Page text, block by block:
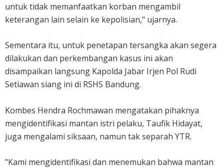
untuk tidak memanfaatkan korban mengambil
keterangan lain selain ke kepolisian," ujarnya.
Sementara itu, untuk penetapan tersangka akan segera
dilakukan dan perkembangan kasus ini akan
disampaikan langsung Kapolda Jabar Irjen Pol Rudi
Setiawan siang ini di RSHS Bandung.
Kombes Hendra Rochmawan mengatakan pihaknya
mengidentifikasi mantan istri pelaku, Taufik Hidayat,
juga mengalami siksaan, namun tak separah YTR.
"Kami mengidentifikasi dan menemukan bahwa mantan